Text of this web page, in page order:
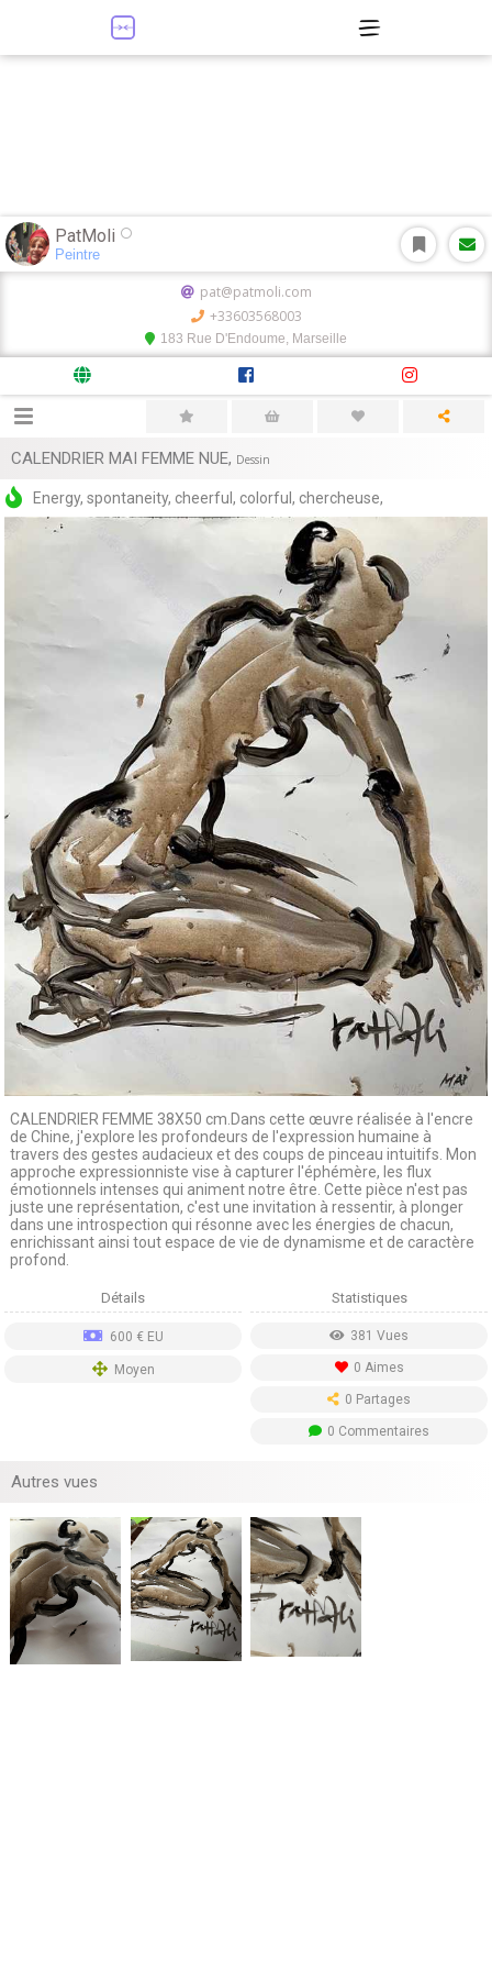
PatMoli
Peintre
pat@patmoli.com
+33603568003
183 Rue D'Endoume, Marseille
CALENDRIER MAI FEMME NUE, Dessin
Energy, spontaneity, cheerful, colorful, chercheuse,
CALENDRIER FEMME 38X50 cm.Dans cette œuvre réalisée à l'encre
de Chine, j'explore les profondeurs de l'expression humaine à
travers des gestes audacieux et des coups de pinceau intuitifs. Mon
approche expressionniste vise à capturer l'éphémère, les flux
émotionnels intenses qui animent notre être. Cette pièce n'est pas
juste une représentation, c'est une invitation à ressentir, à plonger
dans une introspection qui résonne avec les énergies de chacun,
enrichissant ainsi tout espace de vie de dynamisme et de caractère
profond.
Détails
600 € EU
Moyen
Statistiques
381 Vues
0 Aimes
0 Partages
0 Commentaires
Autres vues